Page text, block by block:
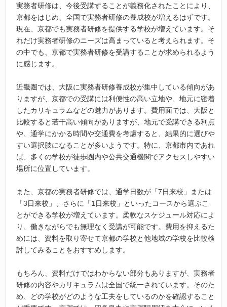
実務者研修は、今後受講することが義務化されたことにより、
京都をはじめ、全国で実務者研修の養成校が増えるはずです。
現在、京都でも実務者研修を提供する学校が増えています。そ
れだけ実務者研修のニーズは高まっていると考えられます。そ
の中でも、京都で実務者研修を受講することが求められるよう
に感じます。
近畿圏では、大阪に実務者研修養成校が集中している傾向があ
りますが、京都での受講には利便性の高い立地や、地元に密着
したカリキュラムなどの魅力があります。費用面では、大阪と
比較すると若干高い傾向がありますが、地元で受講できる利点
や、通学にかかる時間や交通費を考慮すると、結果的に選びや
すい選択肢になることが多いようです。特に、京都市内であれ
ば、多くの学校が徒歩圏内や公共交通機関でアクセスしやすい
場所に位置しています。
また、京都の実務者研修では、通学日数が「7日来校」または
「3日来校」、さらに「1日来校」といったコースから選ぶこ
とができる学校が増えています。柔軟なスケジュール対応によ
り、働きながらでも無理なく受講が可能です。費用を抑えるた
めには、資料を取り寄せて京都の学校と他地域の学校を比較検
討してみることをおすすめします。
もちろん、資料だけではわからない部分もありますが、実務者
研修の内容やカリキュラムは全国で統一されています。そのた
め、どの学校がどのような工夫をしているのかを確認すること